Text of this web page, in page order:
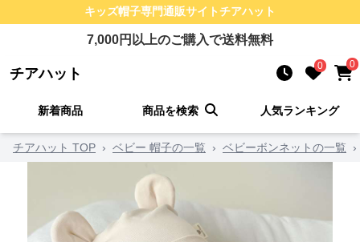
キッズ帽子専門通販サイトチアハット
7,000円以上のご購入で送料無料
チアハット 0 0
新着商品 商品を検索 人気ランキング
チアハット TOP › ベビー 帽子の一覧 › ベビーボンネットの一覧 ›